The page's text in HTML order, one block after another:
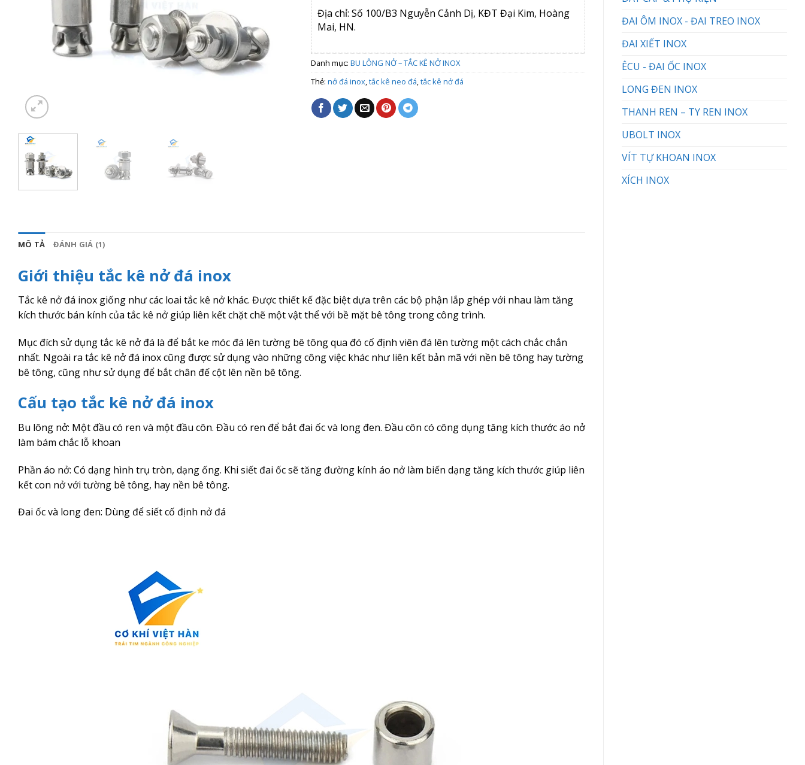
ĐAI ÔM INOX - ĐAI TREO INOX
ĐAI XIẾT INOX
ÊCU - ĐAI ỐC INOX
LONG ĐEN INOX
THANH REN – TY REN INOX
UBOLT INOX
VÍT TỰ KHOAN INOX
XÍCH INOX
Địa chỉ: Số 100/B3 Nguyễn Cảnh Dị, KĐT Đại Kim, Hoàng
Mai, HN.
Danh mục: BU LÔNG NỞ – TẮC KÊ NỞ INOX
Thẻ: nở đá inox,tắc kê neo đá,tắc kê nở đá
MÔ TẢ ĐÁNH GIÁ (1)
Giới thiệu tắc kê nở đá inox
Tắc kê nở đá inox giống như các loai tắc kê nở khác. Được thiết kế đặc biệt dựa trên các bộ phận lắp ghép với nhau làm tăng
kích thước bán kính của tắc kê nở giúp liên kết chặt chẽ một vật thể với bề mặt bê tông trong công trình.
Mục đích sử dụng tắc kê nở đá là để bắt ke móc đá lên tường bê tông qua đó cố định viên đá lên tường một cách chắc chắn
nhất. Ngoài ra tắc kê nở đá inox cũng được sử dụng vào những công việc khác như liên kết bản mã với nền bê tông hay tường
bê tông, cũng như sử dụng để bắt chân đế cột lên nền bê tông.
Cấu tạo tắc kê nở đá inox
Bu lông nở: Một đầu có ren và một đầu côn. Đầu có ren để bắt đai ốc và long đen. Đầu côn có công dụng tăng kích thước áo nở
làm bám chắc lỗ khoan
Phần áo nở: Có dạng hình trụ tròn, dạng ống. Khi siết đai ốc sẽ tăng đường kính áo nở làm biến dạng tăng kích thước giúp liên
kết con nở với tường bê tông, hay nền bê tông.
Đai ốc và long đen: Dùng để siết cố định nở đá